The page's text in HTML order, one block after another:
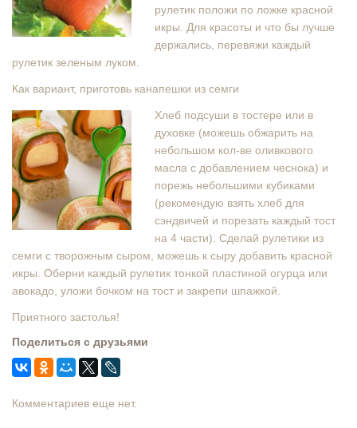
рулетик положи по ложке красной
икры. Для красоты и что бы лучше
держались, перевяжи каждый
рулетик зеленым луком.
Как вариант, приготовь канапешки из семги
Хлеб подсуши в тостере или в
духовке (можешь обжарить на
небольшом кол-ве оливкового
масла с добавлением чеснока) и
порежь небольшими кубиками
(рекомендую взять хлеб для
сэндвичей и порезать каждый тост
на 4 части). Сделай рулетики из
семги с творожным сыром, можешь к сыру добавить красной
икры. Оберни каждый рулетик тонкой пластиной огурца или
авокадо, уложи бочком на тост и закрепи шпажкой.
Приятного застолья!
Поделиться с друзьями
Комментариев еще нет.